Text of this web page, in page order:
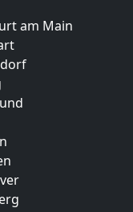
am Main